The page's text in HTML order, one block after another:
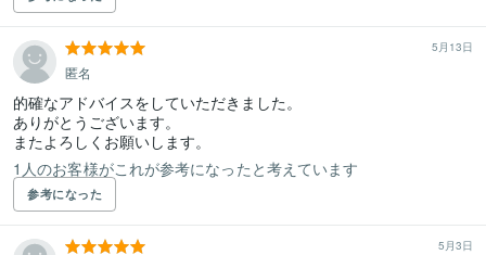
5月13日
匿名
的確なアドバイスをしていただきました。
ありがとうございます。
またよろしくお願いします。
1人のお客様がこれが参考になったと考えています
参考になった
5月3日